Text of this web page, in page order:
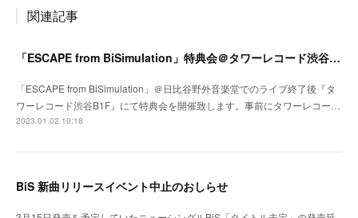
関連記事
「ESCAPE from BiSimulation」特典会＠タワーレコード渋谷B1F開催決定のお知らせ
「ESCAPE from BiSimulation」＠日比谷野外音楽堂でのライブ終了後『タ
ワーレコード渋谷B1F』にて特典会を開催致します。事前にタワーレコー…
2023.01.02 10:18
BiS 新曲リリースイベント中止のおしらせ